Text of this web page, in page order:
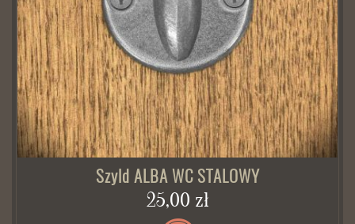
Szyld ALBA WC STALOWY
25,00 zł